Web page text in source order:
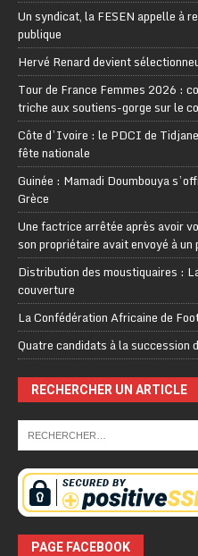
Un syndicat, la FESEN appelle à
publique
Hervé Renard devient
Tour de France Femmes 2026 :
triche aux soutiens-gorge sur le
Côte d’Ivoire : le PDCI de
fête nationale
Guinée : Mamadi Doumbouya
Grèce
Une factrice arrêtée après avoir
son propriétaire avait envoyé à un
Distribution des moustiquaires :
couverture
La Confédération Africaine de
Quatre candidats à la
RECHERCHER UN ARTICLE
PAGE FACEBOOK